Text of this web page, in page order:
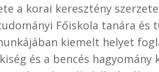
a korai keresztény
Főiskola tanára és
kiemelt helyet
és a bencés